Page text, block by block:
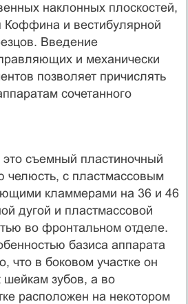
наклонных плоскостей,
Коффина и вестибулярной
Введение
и механически
позволяет причислять
сочетанного
это съемный пластиночный
челюсть, с пластмассовым
кламмерами на 36 и 46
дугой и пластмассовой
во фронтальном отделе.
базиса аппарата
что в боковом участке он
шейкам зубов, а во
расположен на некотором